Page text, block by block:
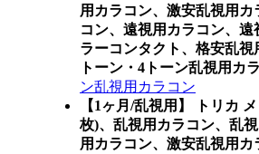
用カラコン、激安乱視用
コン、遠視用カラコン、
ラーコンタクト、格安乱
トーン・4トーン乱視用カ
ン乱視用カラコン
【1ヶ月/乱視用】 トリカ
枚)、乱視用カラコン、乱
用カラコン、激安乱視用